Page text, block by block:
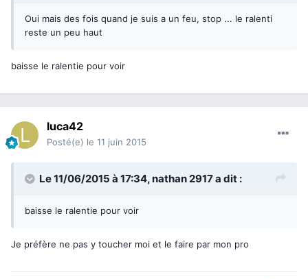
Oui mais des fois quand je suis a un feu, stop ... le ralenti
reste un peu haut
baisse le ralentie pour voir
luca42
Posté(e) le 11 juin 2015
Le 11/06/2015 à 17:34, nathan 2917 a dit :
baisse le ralentie pour voir
Je préfère ne pas y toucher moi et le faire par mon pro